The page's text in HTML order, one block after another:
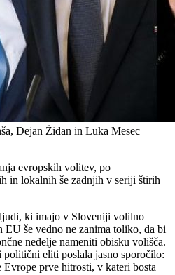
Dejan Židan in Luka Mesec
evropskih volitev, po
in lokalnih še zadnjih v seriji štirih
ki imajo v Sloveniji volilno
še vedno ne zanima toliko, da bi
nedelje nameniti obisku volišča.
politični eliti poslala jasno sporočilo:
Evrope prve hitrosti, v kateri bosta